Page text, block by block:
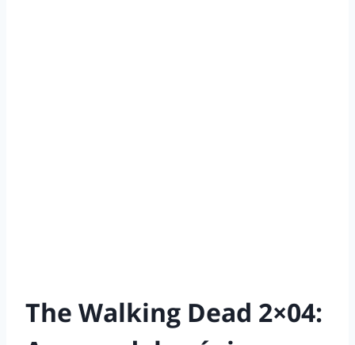
The Walking Dead 2×04: